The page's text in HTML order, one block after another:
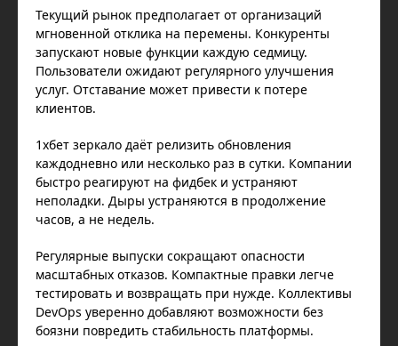
Текущий рынок предполагает от организаций
мгновенной отклика на перемены. Конкуренты
запускают новые функции каждую седмицу.
Пользователи ожидают регулярного улучшения
услуг. Отставание может привести к потере
клиентов.
1хбет зеркало даёт релизить обновления
каждодневно или несколько раз в сутки. Компании
быстро реагируют на фидбек и устраняют
неполадки. Дыры устраняются в продолжение
часов, а не недель.
Регулярные выпуски сокращают опасности
масштабных отказов. Компактные правки легче
тестировать и возвращать при нужде. Коллективы
DevOps уверенно добавляют возможности без
боязни повредить стабильность платформы.